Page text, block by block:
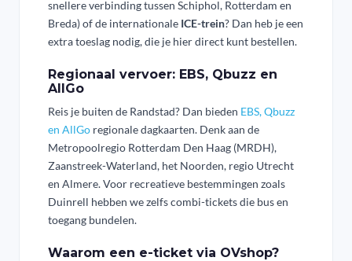
snellere verbinding tussen Schiphol, Rotterdam en
Breda) of de internationale ICE-trein? Dan heb je een
extra toeslag nodig, die je hier direct kunt bestellen.
Regionaal vervoer: EBS, Qbuzz en
AllGo
Reis je buiten de Randstad? Dan bieden EBS, Qbuzz
en AllGo regionale dagkaarten. Denk aan de
Metropoolregio Rotterdam Den Haag (MRDH),
Zaanstreek-Waterland, het Noorden, regio Utrecht
en Almere. Voor recreatieve bestemmingen zoals
Duinrell hebben we zelfs combi-tickets die bus en
toegang bundelen.
Waarom een e-ticket via OVshop?